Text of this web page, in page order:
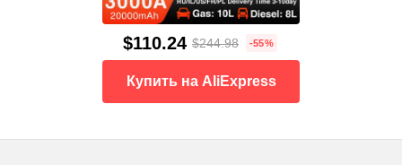
$110.24 $244.98 -55%
Купить на AliExpress